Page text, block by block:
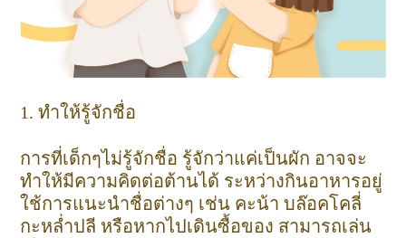
1. ทำให้รู้จักชื่อ
การที่เด็กๆไม่รู้จักชื่อ รู้จักว่าแค่เป็นผัก อาจจะ
ทำให้มีความคิดต่อต้านได้ ระหว่างกินอาหารอยู่
ใช้การแนะนำชื่อต่างๆ เช่น คะน้า บล๊อคโคลี่
กะหล่ำปลี หรือหากไปเดินซื้อของ สามารถเล่น